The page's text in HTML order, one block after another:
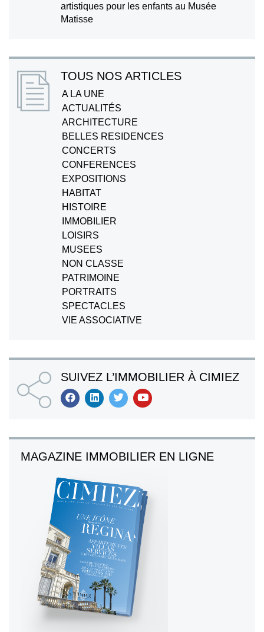
artistiques pour les enfants au Musée
Matisse
TOUS NOS ARTICLES
A LA UNE
ACTUALITÉS
ARCHITECTURE
BELLES RESIDENCES
CONCERTS
CONFERENCES
EXPOSITIONS
HABITAT
HISTOIRE
IMMOBILIER
LOISIRS
MUSEES
NON CLASSE
PATRIMOINE
PORTRAITS
SPECTACLES
VIE ASSOCIATIVE
SUIVEZ L’IMMOBILIER À CIMIEZ
MAGAZINE IMMOBILIER EN LIGNE